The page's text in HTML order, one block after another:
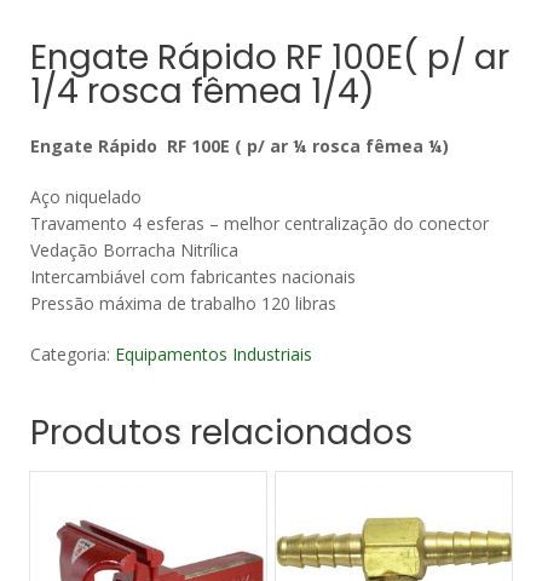
Engate Rápido RF 100E( p/ ar
1/4 rosca fêmea 1/4)
Engate Rápido RF 100E ( p/ ar ¼ rosca fêmea ¼)
Aço niquelado
Travamento 4 esferas – melhor centralização do conector
Vedação Borracha Nitrílica
Intercambiável com fabricantes nacionais
Pressão máxima de trabalho 120 libras
Categoria: Equipamentos Industriais
Produtos relacionados